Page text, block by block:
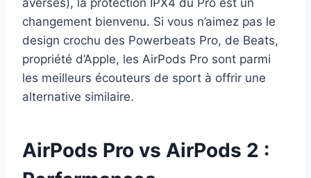
averses), la protection IPX4 du Pro est un
changement bienvenu. Si vous n’aimez pas le
design crochu des Powerbeats Pro, de Beats,
propriété d’Apple, les AirPods Pro sont parmi
les meilleurs écouteurs de sport à offrir une
alternative similaire.
AirPods Pro vs AirPods 2 :